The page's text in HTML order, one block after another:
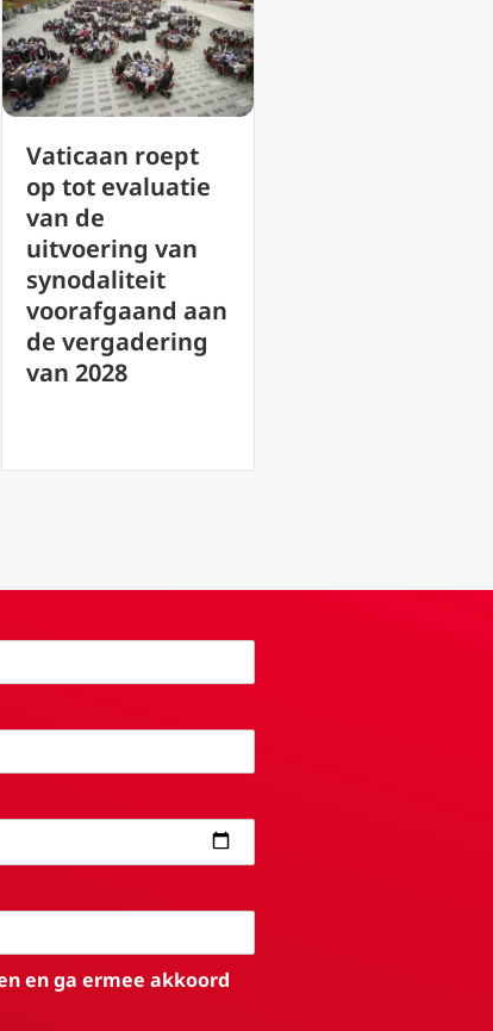
Katholieke
leesclubs: Tips
voor het
opbouwen van
gemeenschap en
het groeien in
geloof
en ga ermee akkoord